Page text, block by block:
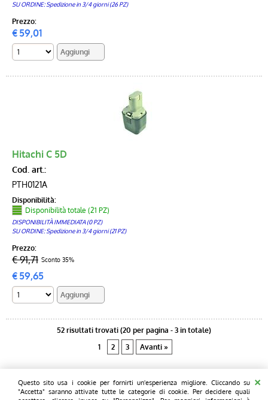
Questo sito usa i cookie per fornirti un'esperienza migliore. Cliccando su
"Accetta" saranno attivate tutte le categorie di cookie. Per decidere quali
SU ORDINE: Spedizione in 3/4 giorni (26 PZ)
Prezzo:
€59,01
Hitachi C 5D
Cod. art.:
PTH0121A
Disponibilità:
Disponibilità totale (21 PZ)
DISPONIBILITÀ IMMEDIATA (0 PZ)
SU ORDINE: Spedizione in 3/4 giorni (21 PZ)
Prezzo:
€ 91,71 Sconto 35%
€59,65
52 risultati trovati (20 per pagina - 3 in totale)
1
2 3 Avanti »
Pcprice - L' informatica informale - Sede legale e operativa: Blue chip
computers Snc - Via Wildt 5/7 - 20131 - Milano Tel. 02 28001810 Fax 02